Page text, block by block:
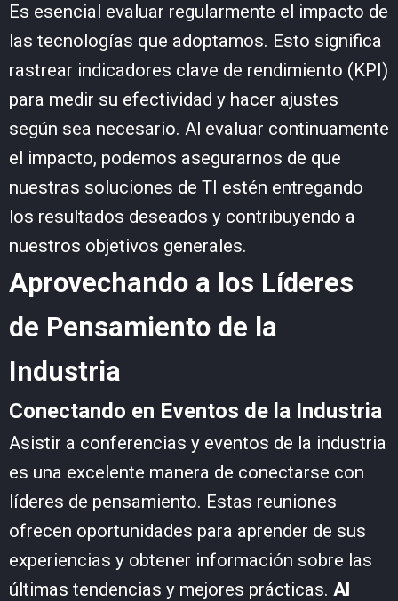
Es esencial evaluar regularmente el impacto de
las tecnologías que adoptamos. Esto significa
rastrear indicadores clave de rendimiento (KPI)
para medir su efectividad y hacer ajustes
según sea necesario. Al evaluar continuamente
el impacto, podemos asegurarnos de que
nuestras soluciones de TI estén entregando
los resultados deseados y contribuyendo a
nuestros objetivos generales.
Aprovechando a los Líderes
de Pensamiento de la
Industria
Conectando en Eventos de la Industria
Asistir a conferencias y eventos de la industria
es una excelente manera de conectarse con
líderes de pensamiento. Estas reuniones
ofrecen oportunidades para aprender de sus
experiencias y obtener información sobre las
últimas tendencias y mejores prácticas. Al